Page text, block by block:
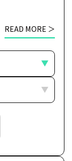
す。
ざいます。
職員より
寄彩葉は、
々を送って
想空間＜ツク
)・月見ヤ
を行う＜ツ
つ、バトルゲ
READ MORE ＞